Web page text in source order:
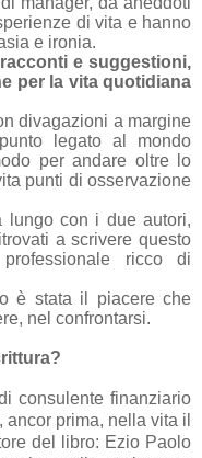
di vita e hanno
e ironia.
racconti e suggestioni,
per la vita quotidiana
divagazioni a margine
legato al mondo
per andare oltre lo
punti di osservazione
lungo con i due autori,
a scrivere questo
ricco di
è stata il piacere che
nel confrontarsi.
consulente finanziario
prima, nella vita il
del libro: Ezio Paolo